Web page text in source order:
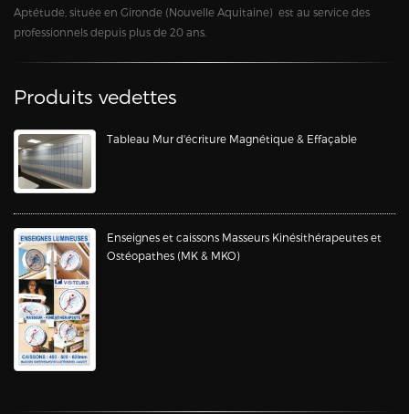
Aptétude, située en Gironde (Nouvelle Aquitaine) est au service des
professionnels depuis plus de 20 ans.
Produits vedettes
Tableau Mur d'écriture Magnétique & Effaçable
Enseignes et caissons Masseurs Kinésithérapeutes et
Ostéopathes (MK & MKO)